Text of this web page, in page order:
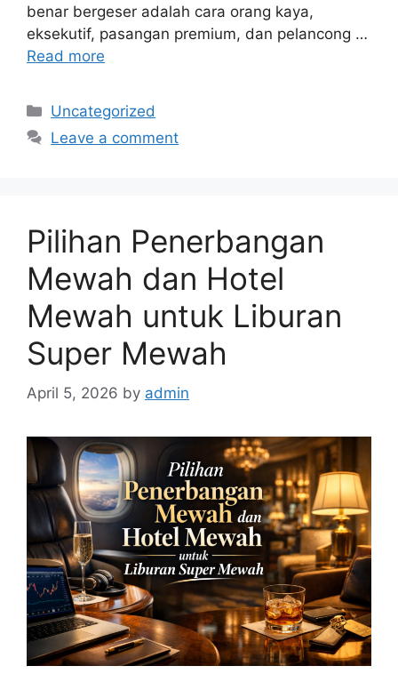
benar bergeser adalah cara orang kaya,
eksekutif, pasangan premium, dan pelancong …
Read more
Categories
Uncategorized
Leave a comment
Pilihan Penerbangan
Mewah dan Hotel
Mewah untuk Liburan
Super Mewah
April 5, 2026 by admin